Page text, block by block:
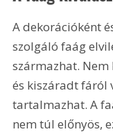
A dekorációként
szolgáló faág
származhat.
és kiszáradt fáról
tartalmazhat. A
nem túl előnyös,